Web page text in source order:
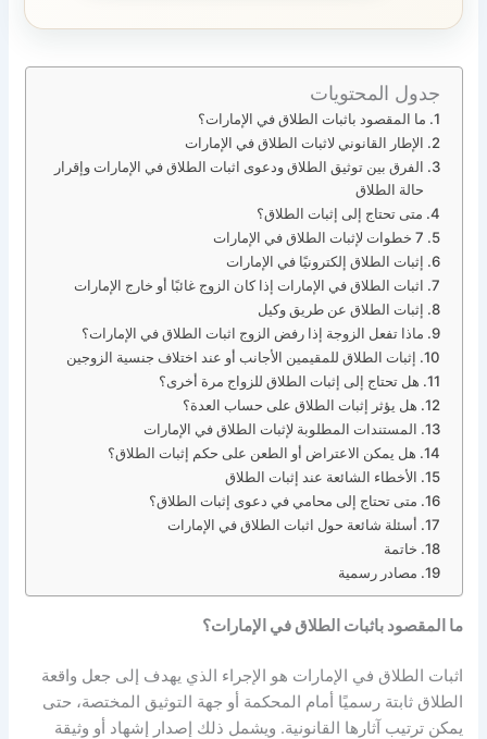
جدول المحتويات
ما المقصود باثبات الطلاق في الإمارات؟
الإطار القانوني لاثبات الطلاق في الإمارات
الفرق بين توثيق الطلاق ودعوى اثبات الطلاق في الإمارات وإقرار
حالة الطلاق
متى تحتاج إلى إثبات الطلاق؟
7 خطوات لإثبات الطلاق في الإمارات
إثبات الطلاق إلكترونيًا في الإمارات
اثبات الطلاق في الإمارات إذا كان الزوج غائبًا أو خارج الإمارات
إثبات الطلاق عن طريق وكيل
ماذا تفعل الزوجة إذا رفض الزوج اثبات الطلاق في الإمارات؟
إثبات الطلاق للمقيمين الأجانب أو عند اختلاف جنسية الزوجين
هل تحتاج إلى إثبات الطلاق للزواج مرة أخرى؟
هل يؤثر إثبات الطلاق على حساب العدة؟
المستندات المطلوبة لإثبات الطلاق في الإمارات
هل يمكن الاعتراض أو الطعن على حكم إثبات الطلاق؟
الأخطاء الشائعة عند إثبات الطلاق
متى تحتاج إلى محامي في دعوى إثبات الطلاق؟
أسئلة شائعة حول اثبات الطلاق في الإمارات
خاتمة
مصادر رسمية
ما المقصود باثبات الطلاق في الإمارات؟
اثبات الطلاق في الإمارات هو الإجراء الذي يهدف إلى جعل واقعة
الطلاق ثابتة رسميًا أمام المحكمة أو جهة التوثيق المختصة، حتى
يمكن ترتيب آثارها القانونية. ويشمل ذلك إصدار إشهاد أو وثيقة